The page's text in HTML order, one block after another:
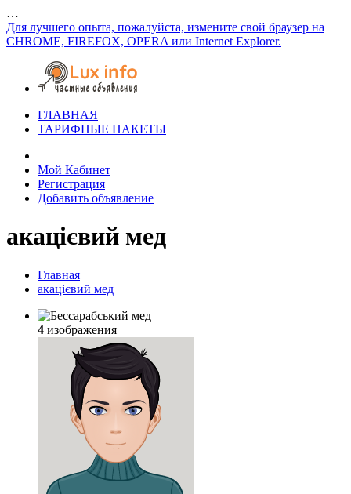
…
Для лучшего опыта, пожалуйста, измените свой браузер на
CHROME, FIREFOX, OPERA или Internet Explorer.
ГЛАВНАЯ
ТАРИФНЫЕ ПАКЕТЫ
Мой Кабинет
Регистрация
Добавить объявление
акацієвий мед
Главная
акацієвий мед
4 изображения